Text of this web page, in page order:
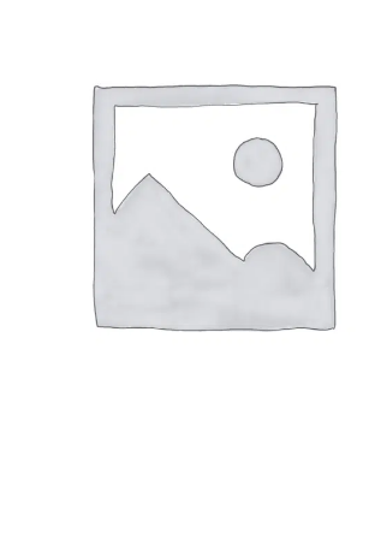
Arbres fruitiers
Plantes méditerranéennes et exotiques
Plantes
Plantes
Plantes
Plantes
Plantes